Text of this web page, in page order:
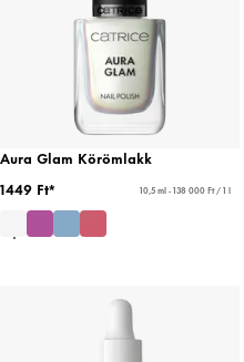
Aura Glam Körömlakk
1449 Ft*
10,5 ml - 138 000 Ft / 1 l